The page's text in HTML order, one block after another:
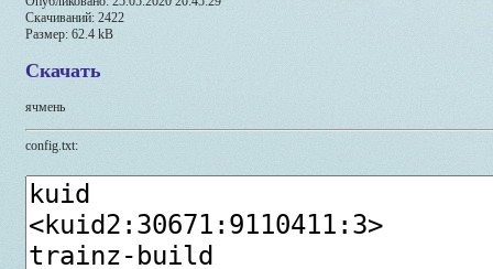
Скачиваний: 2422
Размер: 62.4 kB
Скачать
ячмень
config.txt: